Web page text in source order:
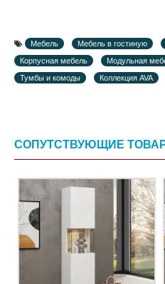
Мебель Мебель в гостиную
Корпусная мебель
Модульная
Тумбы и комоды
Коллекция AVA
СОПУТСТВУЮЩИЕ